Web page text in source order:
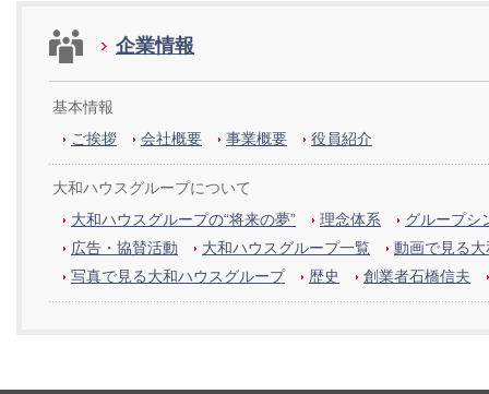
企業情報
基本情報
ご挨拶
会社概要 事業概要 役員紹介
大和ハウスグループについて
大和ハウスグループの“将来の夢”
理念体系
グループシ
広告・協賛活動
大和ハウスグループ一覧
動画で見る
写真で見る大和ハウスグループ
歴史 創業者石橋信夫